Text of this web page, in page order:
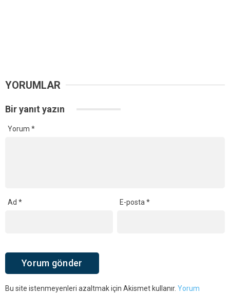
YORUMLAR
Bir yanıt yazın
Yorum *
Ad * E-posta*
Bu site istenmeyenleri azaltmak için Akismet kullanır. Yorum